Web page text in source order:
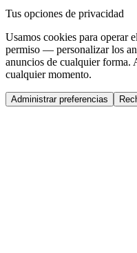
Tus opciones de privacidad
Usamos cookies para
permiso — personalizar los
anuncios de cualquier forma.
cualquier momento.
Administrar preferencias